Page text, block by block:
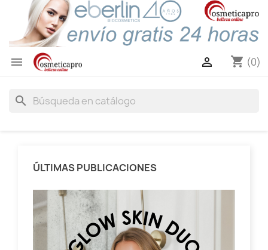
 shopping_cart (0)

search
ÚLTIMAS PUBLICACIONES